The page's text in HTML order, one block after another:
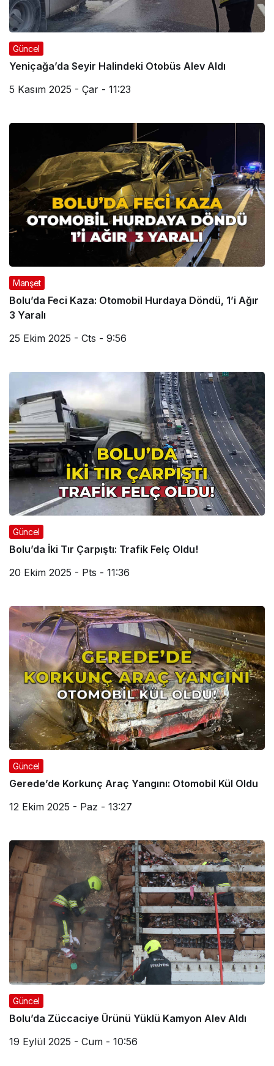
Güncel
Yeniçağa’da Seyir Halindeki Otobüs Alev Aldı
5 Kasım 2025 - Çar - 11:23
Manşet
Bolu’da Feci Kaza: Otomobil Hurdaya Döndü, 1’i Ağır
3 Yaralı
25 Ekim 2025 - Cts - 9:56
Güncel
Bolu’da İki Tır Çarpıştı: Trafik Felç Oldu!
20 Ekim 2025 - Pts - 11:36
Güncel
Gerede’de Korkunç Araç Yangını: Otomobil Kül Oldu
12 Ekim 2025 - Paz - 13:27
Güncel
Bolu’da Züccaciye Ürünü Yüklü Kamyon Alev Aldı
19 Eylül 2025 - Cum - 10:56